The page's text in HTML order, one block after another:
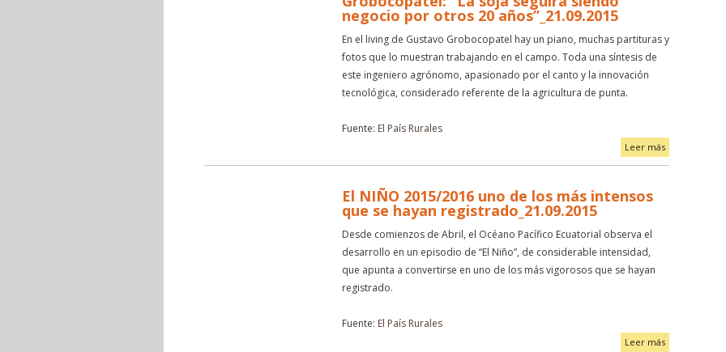
negocio por otros 20 años”_21.09.2015
En el living de Gustavo Grobocopatel hay un piano, muchas partituras y
fotos que lo muestran trabajando en el campo. Toda una síntesis de
este ingeniero agrónomo, apasionado por el canto y la innovación
tecnológica, considerado referente de la agricultura de punta.
Fuente: El País Rurales
Leer más
El NIÑO 2015/2016 uno de los más intensos
que se hayan registrado_21.09.2015
Desde comienzos de Abril, el Océano Pacífico Ecuatorial observa el
desarrollo en un episodio de “El Niño”, de considerable intensidad,
que apunta a convertirse en uno de los más vigorosos que se hayan
registrado.
Fuente: El País Rurales
Leer más